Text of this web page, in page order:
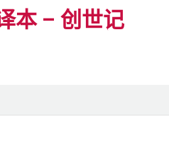
本 – 创世记